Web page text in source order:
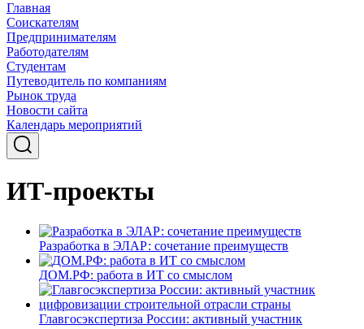
Главная
Соискателям
Предпринимателям
Работодателям
Студентам
Путеводитель по компаниям
Рынок труда
Новости сайта
Календарь мероприятий
ИТ-проекты
Разработка в ЭЛАР: сочетание преимуществ
ДОМ.РФ: работа в ИТ со смыслом
Главгосэкспертиза России: активный участник